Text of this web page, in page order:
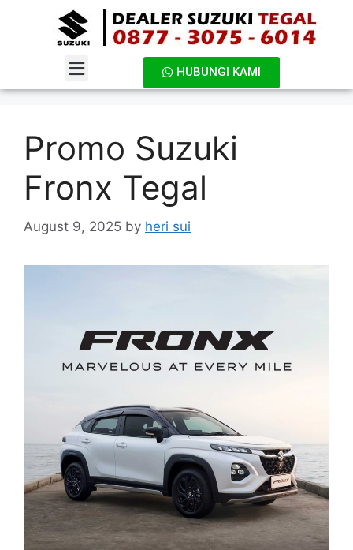
HUBUNGI KAMI
Promo Suzuki
Fronx Tegal
August 9, 2025 by heri sui